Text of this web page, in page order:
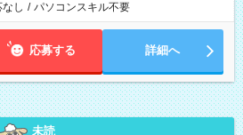
し / パソコンスキル不要
応募する 詳細へ
未読